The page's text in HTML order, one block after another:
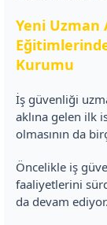
Yeni Uzman
Kurumu
İş güvenliği
aklına gelen ilk
olmasının da
Öncelikle iş
faaliyetlerini
da devam ediyor.